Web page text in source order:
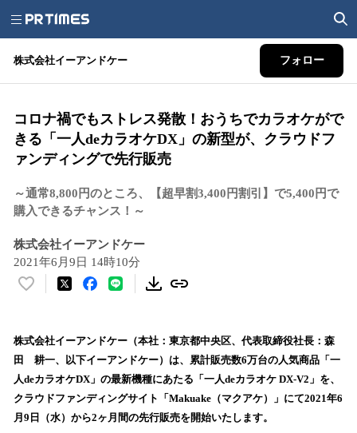
株式会社イーアンドケー フォロー
コロナ禍でもストレス発散！おうちでカラオケがで
きる「一人deカラオケDX」の新型が、クラウドフ
ァンディングで先行販売
～通常8,800円のところ、【超早割3,400円割引】で5,400円で
購入できるチャンス！～
株式会社イーアンドケー
2021年6月9日 14時10分
い
！
数
を
読
込
株式会社イーアンドケー（本社：東京都中央区、代表取締役社長：森
田 耕一、以下イーアンドケー）は、累計販売数6万台の人気商品「一
人deカラオケDX」の最新機種にあたる「一人deカラオケ DX-V2」を、
クラウドファンディングサイト「Makuake（マクアケ）」にて2021年6
月9日（水）から2ヶ月間の先行販売を開始いたします。